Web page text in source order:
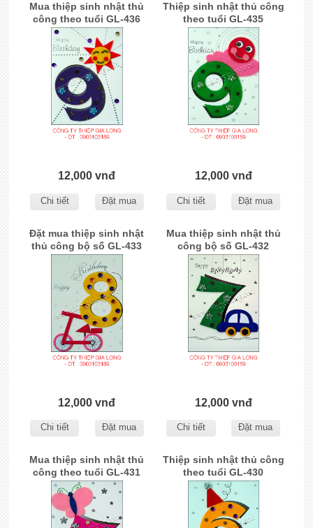
Mua thiệp sinh nhật thủ
công theo tuổi GL-436
12,000 vnđ
Chi tiết Đặt mua
Thiệp sinh nhật thủ công
theo tuổi GL-435
12,000 vnđ
Chi tiết Đặt mua
Đặt mua thiệp sinh nhật
thủ công bộ số GL-433
12,000 vnđ
Chi tiết Đặt mua
Mua thiệp sinh nhật thủ
công bộ số GL-432
12,000 vnđ
Chi tiết Đặt mua
Mua thiệp sinh nhật thủ
công theo tuổi GL-431
Thiệp sinh nhật thủ công
theo tuổi GL-430